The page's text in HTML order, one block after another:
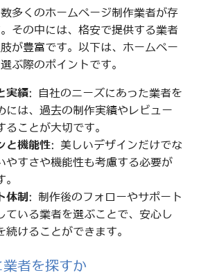
多くのホームページ制作業者が存
その中には、格安で提供する業者
が豊富です。以下は、ホームペー
ぶ際のポイントです。
実績: 自社のニーズにあった業者を
には、過去の制作実績やレビュー
ることが大切です。
と機能性: 美しいデザインだけでな
やすさや機能性も考慮する必要が
。
体制 : 制作後のフォローやサポート
ている業者を選ぶことで、安心し
続けることができます。
業者を探すか